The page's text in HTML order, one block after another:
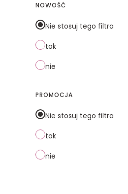
NOWOŚĆ
Nie stosuj tego filtra
tak
nie
PROMOCJA
Nie stosuj tego filtra
tak
nie